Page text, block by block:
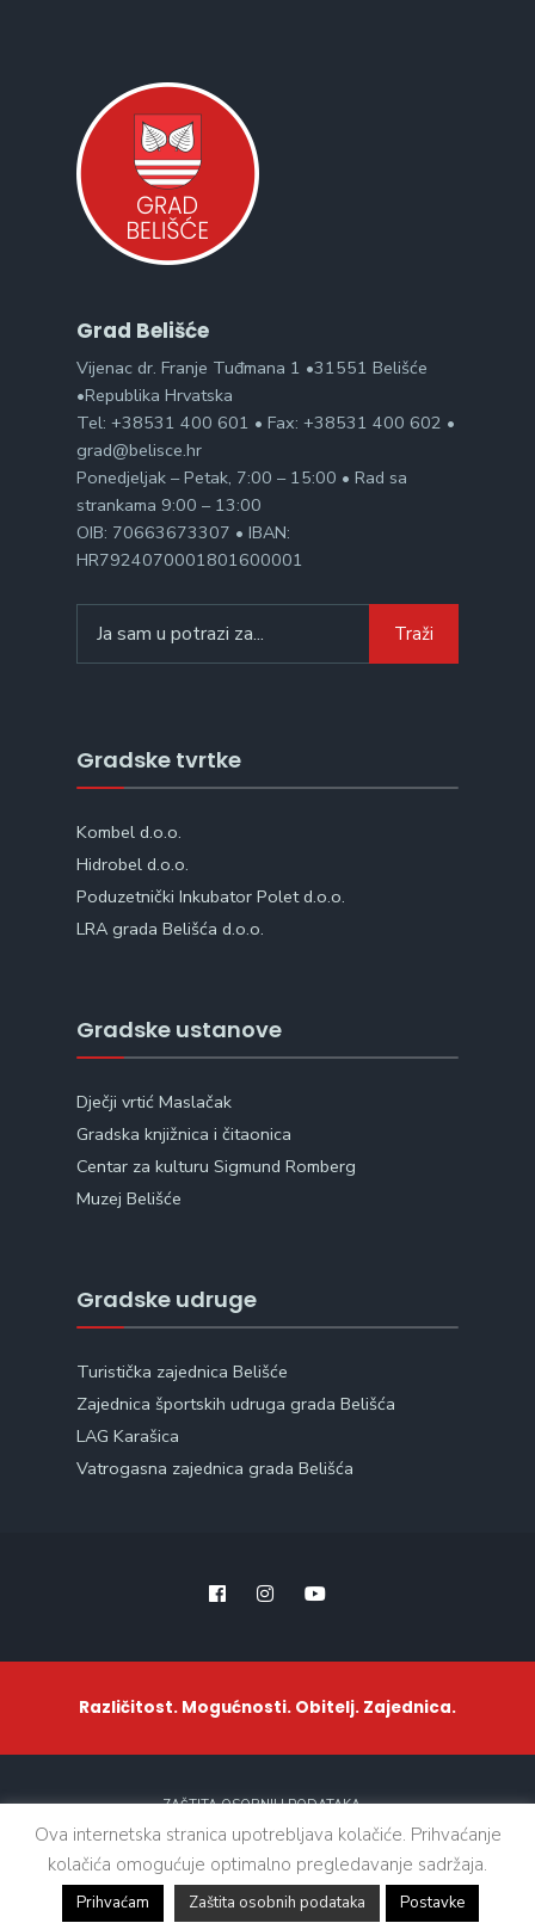
Grad Belišće
Vijenac dr. Franje Tuđmana 1 •31551 Belišće
•Republika Hrvatska
Tel: +38531 400 601 • Fax: +38531 400 602 •
grad@belisce.hr
Ponedjeljak – Petak, 7:00 – 15:00 • Rad sa
strankama 9:00 – 13:00
OIB: 70663673307 • IBAN:
HR7924070001801600001
for:
Traži
Gradske tvrtke
Kombel d.o.o.
Hidrobel d.o.o.
Poduzetnički Inkubator Polet d.o.o.
LRA grada Belišća d.o.o.
Gradske ustanove
Dječji vrtić Maslačak
Gradska knjižnica i čitaonica
Centar za kulturu Sigmund Romberg
Muzej Belišće
Gradske udruge
Turistička zajednica Belišće
Zajednica športskih udruga grada Belišća
LAG Karašica
Vatrogasna zajednica grada Belišća
Različitost. Mogućnosti. Obitelj. Zajednica.
ZAŠTITA OSOBNIH PODATAKA
Sva prava zadržana. © 2021 - Grad Belišće
Ova internetska stranica upotrebljava kolačiće. Prihvaćanje
kolačića omogućuje optimalno pregledavanje sadržaja.
Prihvaćam Zaštita osobnih podataka Postavke